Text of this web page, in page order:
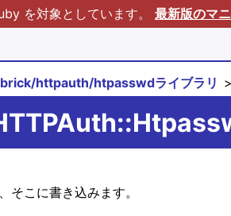
を対象としています。 最新版のマ
httpauth/htpasswdライブラリ
そこに書き込みます。